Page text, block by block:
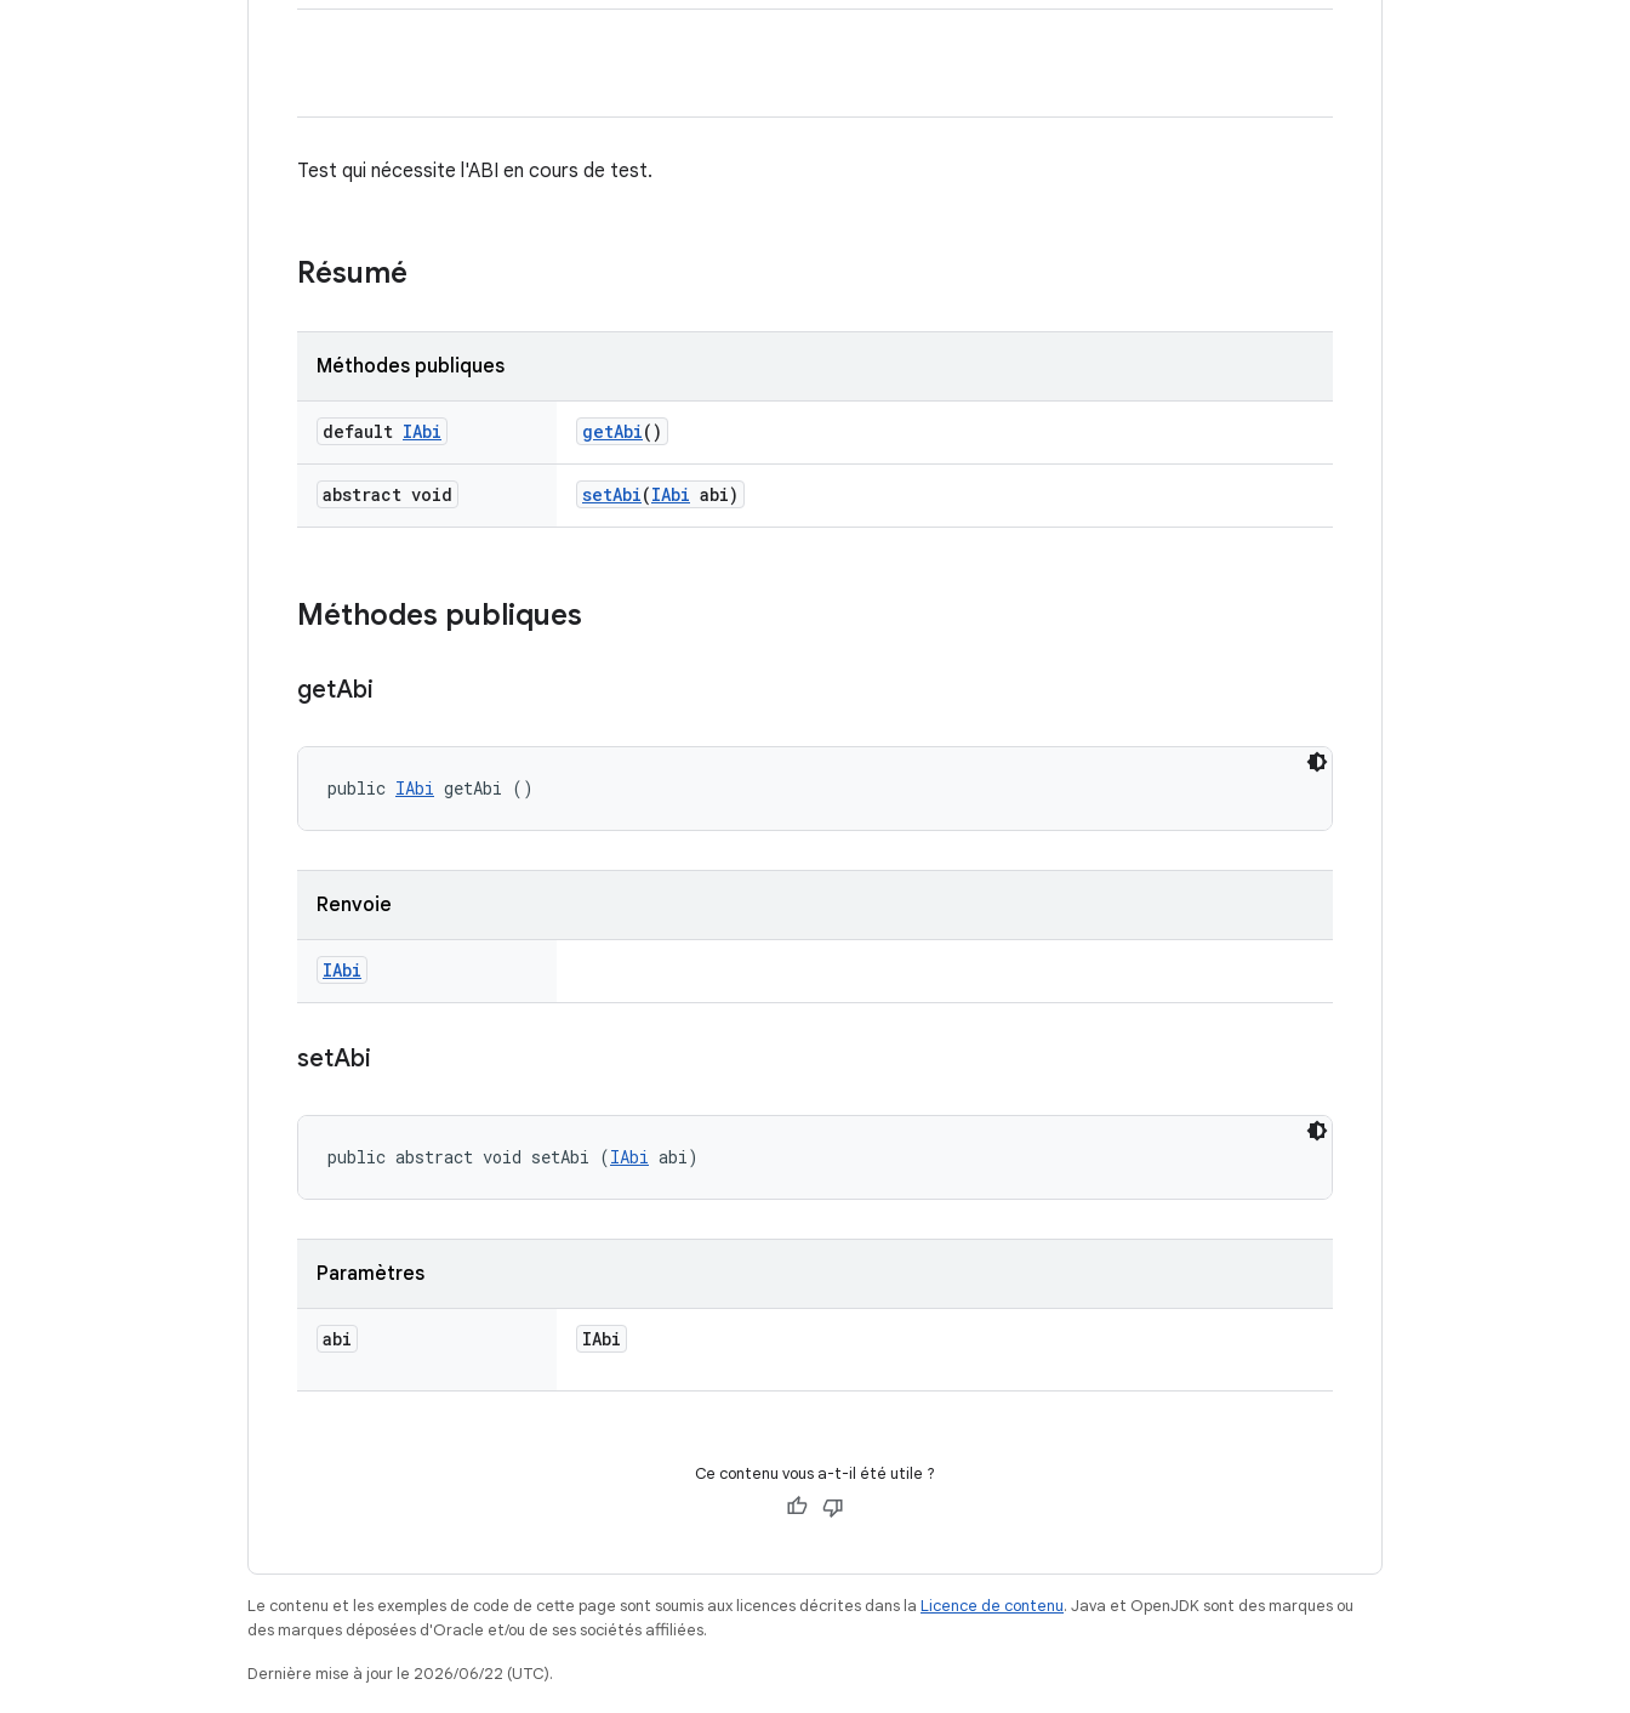
Test qui nécessite l'ABI en cours de test.
Résumé
Méthodes publiques
default IAbi getAbi()
abstract void setAbi(IAbi abi)
Méthodes publiques
getAbi
public IAbi getAbi ()
Renvoie
IAbi
setAbi
public abstract void setAbi (IAbi abi)
Paramètres
abi IAbi
Ce contenu vous a-t-il été utile ?
Le contenu et les exemples de code de cette page sont soumis aux licences décrites dans la Licence de contenu. Java et OpenJDK sont des marques ou
des marques déposées d'Oracle et/ou de ses sociétés affiliées.
Dernière mise à jour le 2026/06/22 (UTC).